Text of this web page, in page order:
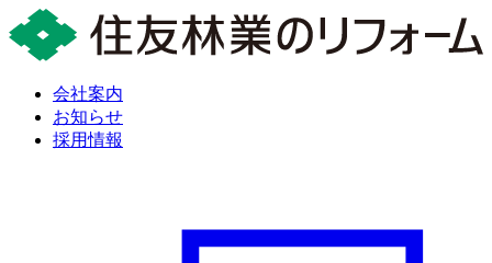
会社案内
お知らせ
採用情報